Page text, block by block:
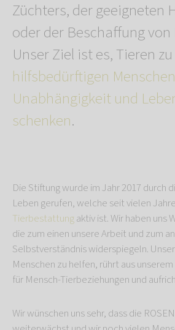
Züchters, der geeigneten
oder der Beschaffung
Unser Ziel ist es, Tieren
hilfsbedürftigen
Unabhängigkeit und
schenken.
Die Stiftung wurde im Jahr 2017 durch
Leben gerufen, welche seit vielen
Tierbestattungaktiv ist. Wir haben uns
die zum einen unsere Arbeit und zum
Selbstverständnis widerspiegeln.
Menschen zu helfen, rührt aus
für Mensch-Tierbeziehungen und
Wir wünschen uns sehr, dass die